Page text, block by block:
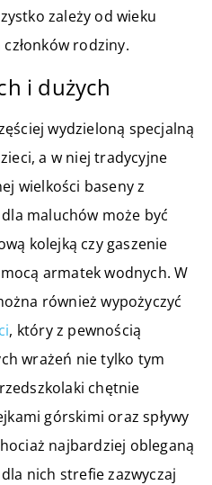
zależy od wieku
rodziny.
i dużych
wydzieloną specjalną
a w niej tradycyjne
wielkości baseny z
maluchów może być
kolejką czy gaszenie
armatek wodnych. W
również wypożyczyć
, który z pewnością
wrażeń nie tylko tym
chętnie
górskimi oraz spływy
najbardziej obleganą
nich strefie zazwyczaj